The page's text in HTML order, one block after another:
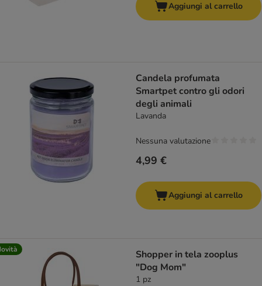
Aggiungi al carrello
Candela profumata
Smartpet contro gli odori
degli animali
Lavanda
4,99 €
Nessuna valutazione
Aggiungi al carrello
Shopper in tela zooplus
"Dog Mom"
1 pz